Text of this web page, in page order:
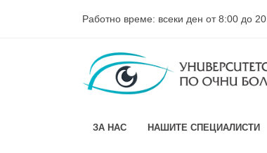
Работно време: всеки ден от 8:00 до
ЗА НАС НАШИТЕ СПЕЦИАЛИСТИ